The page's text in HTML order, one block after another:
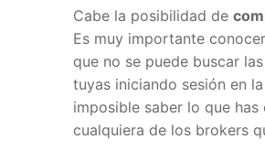
Cabe la posibilidad de
Es muy importante
que no se puede buscar
tuyas iniciando sesión en
imposible saber lo que
cualquiera de los brokers